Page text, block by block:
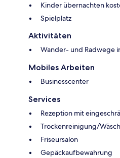
Kinder übernachten
Spielplatz
Aktivitäten
Wander- und Radwege
Mobiles Arbeiten
Businesscenter
Services
Rezeption mit
Trockenreinigung/
Friseursalon
Gepäckaufbewahrung